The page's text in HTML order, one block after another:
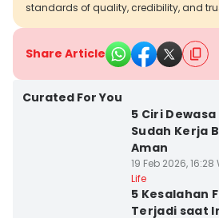
standards of quality, credibility, and
Share Article
Curated For You
5 Ciri
Sudah Kerja
Aman
19 Feb 2026, 16:28
Life
5 Kesalahan
Terjadi saat